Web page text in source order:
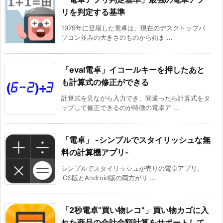
リを判定する基準
1979年に登場した電卓は、現在のデスクトップパ
ソコン並みの大きさのものから始ま ...
「eval電卓」イコールキーを押したあと
も計算式の修正ができる
計算式を見ながら入力でき、間違ったら計算式をタ
ップして修正できるのが特徴の電卓ア ...
「電卓」 -シンプルでスタイリッシュな無
料の計算機アプリ-
シンプルでスタイリッシュが売りの電卓アプリ。
iOS版とAndroid版の両方がリ ...
「2秒電卓”買い物レコ”」買い物カゴに入